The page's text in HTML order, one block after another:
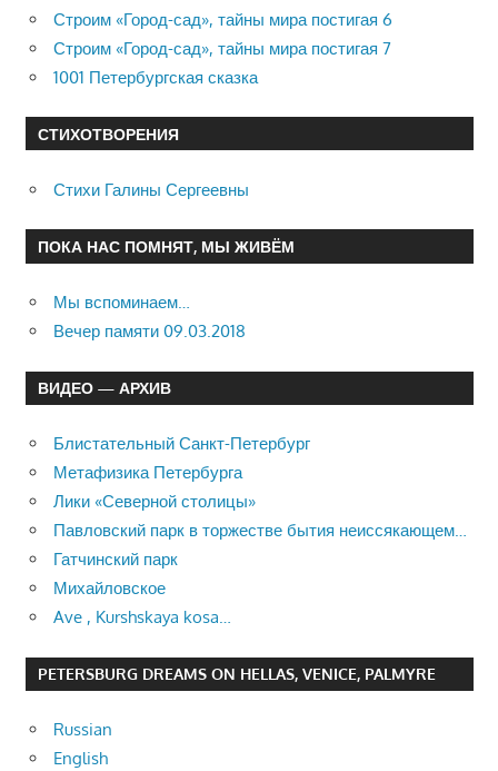
Строим «Город-сад», тайны мира постигая 6
Строим «Город-сад», тайны мира постигая 7
1001 Петербургская сказка
СТИХОТВОРЕНИЯ
Стихи Галины Сергеевны
ПОКА НАС ПОМНЯТ, МЫ ЖИВЁМ
Мы вспоминаем…
Вечер памяти 09.03.2018
ВИДЕО — АРХИВ
Блистательный Санкт-Петербург
Метафизика Петербурга
Лики «Северной столицы»
Павловский парк в торжестве бытия неиссякающем…
Гатчинский парк
Михайловское
Ave , Kurshskaya kosa…
PETERSBURG DREAMS ON HELLAS, VENICE, PALMYRE
Russian
English